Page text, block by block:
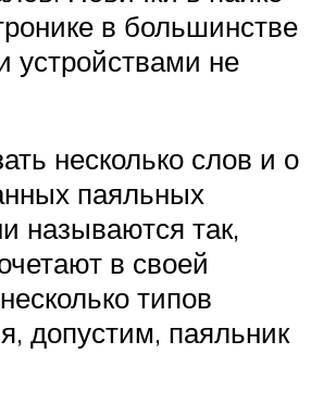
в большинстве
устройствами не
несколько слов и о
паяльных
называются так,
в своей
типов
допустим, паяльник